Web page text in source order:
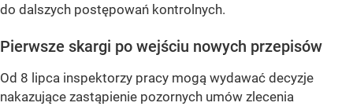
do dalszych postępowań kontrolnych.
Pierwsze skargi po wejściu nowych przepisów
Od 8 lipca inspektorzy pracy mogą wydawać decyzje
nakazujące zastąpienie pozornych umów zlecenia